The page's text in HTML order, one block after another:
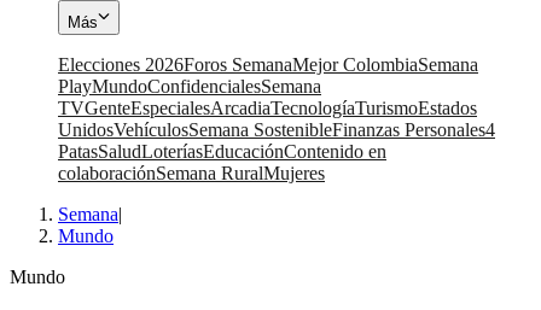
Más
Elecciones 2026Foros SemanaMejor ColombiaSemana
PlayMundoConfidencialesSemana
TVGenteEspecialesArcadiaTecnologíaTurismoEstados
UnidosVehículosSemana SostenibleFinanzas Personales4
PatasSaludLoteríasEducaciónContenido en
colaboraciónSemana RuralMujeres
Semana|
Mundo
Mundo